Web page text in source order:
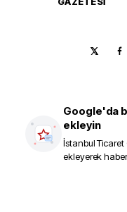
Google'da
ekleyin
İstanbul Ticaret
ekleyerek